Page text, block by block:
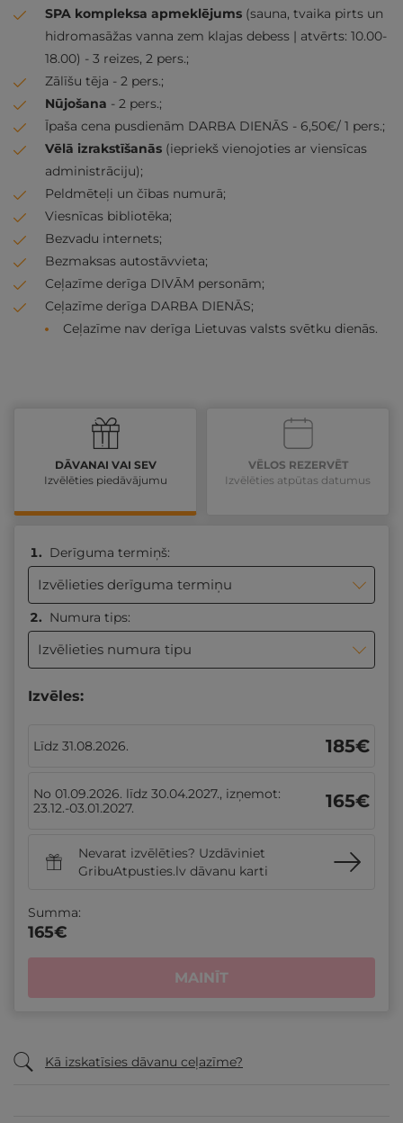
SPA kompleksa apmeklējums (sauna, tvaika pirts un
hidromasāžas vanna zem klajas debess | atvērts: 10.00-
18.00) - 3 reizes, 2 pers.;
Zālīšu tēja - 2 pers.;
Nūjošana - 2 pers.;
Īpaša cena pusdienām DARBA DIENĀS - 6,50€/ 1 pers.;
Vēlā izrakstīšanās (iepriekš vienojoties ar viensīcas
administrāciju);
Peldmēteļi un čības numurā;
Viesnīcas bibliotēka;
Bezvadu internets;
Bezmaksas autostāvvieta;
Ceļazīme derīga DIVĀM personām;
Ceļazīme derīga DARBA DIENĀS;
Ceļazīme nav derīga Lietuvas valsts svētku dienās.
VĒLOS REZERVĒT
Izvēlēties atpūtas datumus
DĀVANAI VAI SEV
Izvēlēties piedāvājumu
Derīguma termiņš:
Izvēlieties derīguma termiņu
Numura tips:
Izvēlieties numura tipu
Izvēles:
Līdz 31.08.2026. 185€
No 01.09.2026. līdz 30.04.2027., izņemot:
23.12.-03.01.2027.
165€
Nevarat izvēlēties? Uzdāviniet
GribuAtpusties.lv dāvanu karti
Summa:
165€
MAINĪT
Kā izskatīsies dāvanu ceļazīme?